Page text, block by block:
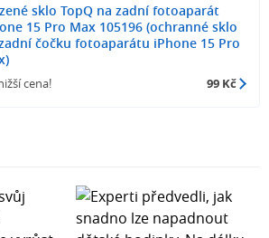
sklo TopQ na zadní fotoaparát
15 Pro Max 105196 (ochranné sklo
čočku fotoaparátu iPhone 15 Pro
cena! 99 Kč